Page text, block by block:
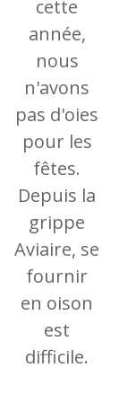
cette
année,
nous
n'avons
pas d'oies
pour les
fêtes.
Depuis la
grippe
Aviaire, se
fournir
en oison
est
difficile.